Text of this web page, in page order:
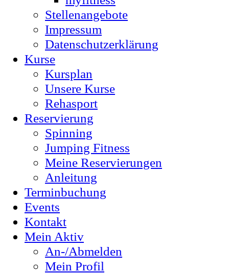
Stellenangebote
Impressum
Datenschutzerklärung
Kurse
Kursplan
Unsere Kurse
Rehasport
Reservierung
Spinning
Jumping Fitness
Meine Reservierungen
Anleitung
Terminbuchung
Events
Kontakt
Mein Aktiv
An-/Abmelden
Mein Profil